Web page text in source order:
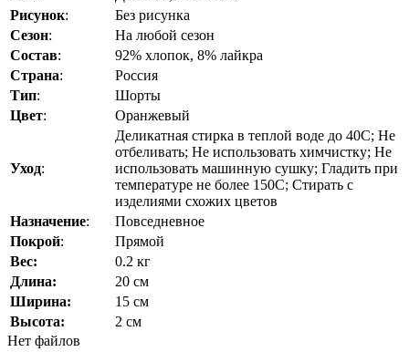
Рисунок:
Без рисунка
Сезон:
На любой сезон
Состав:
92% хлопок, 8% лайкра
Страна:
Россия
Тип:
Шорты
Цвет: Оранжевый
Уход:
Деликатная стирка в теплой воде до 40C; Не
отбеливать; Не использовать химчистку; Не
использовать машинную сушку; Гладить при
температуре не более 150C; Стирать с
изделиями схожих цветов
Назначение:
Повседневное
Покрой:
Прямой
Вес:
0.2 кг
Длина:
20 см
Ширина:
15 см
Высота:
2 см
Нет файлов